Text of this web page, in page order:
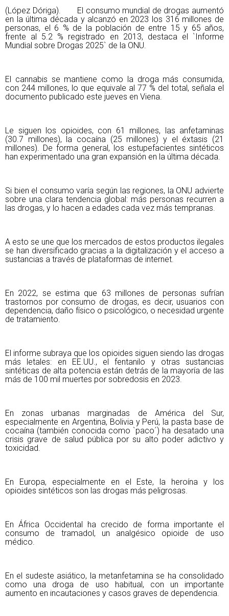
(López Dóriga). El consumo mundial de drogas aumentó
en la última década y alcanzó en 2023 los 316 millones de
personas, el 6 % de la población de entre 15 y 65 años,
frente al 5.2 % registrado en 2013, destaca el `Informe
Mundial sobre Drogas 2025` de la ONU.
El cannabis se mantiene como la droga más consumida,
con 244 millones, lo que equivale al 77 % del total, señala el
documento publicado este jueves en Viena.
Le siguen los opioides, con 61 millones, las anfetaminas
(30.7 millones), la cocaína (25 millones) y el éxtasis (21
millones). De forma general, los estupefacientes sintéticos
han experimentado una gran expansión en la última década.
Si bien el consumo varía según las regiones, la ONU advierte
sobre una clara tendencia global: más personas recurren a
las drogas, y lo hacen a edades cada vez más tempranas.
A esto se une que los mercados de estos productos ilegales
se han diversificado gracias a la digitalización y el acceso a
sustancias a través de plataformas de internet.
En 2022, se estima que 63 millones de personas sufrían
trastornos por consumo de drogas, es decir, usuarios con
dependencia, daño físico o psicológico, o necesidad urgente
de tratamiento.
El informe subraya que los opioides siguen siendo las drogas
más letales: en EE.UU., el fentanilo y otras sustancias
sintéticas de alta potencia están detrás de la mayoría de las
más de 100 mil muertes por sobredosis en 2023.
En zonas urbanas marginadas de América del Sur,
especialmente en Argentina, Bolivia y Perú, la pasta base de
cocaína (también conocida como `paco´) ha desatado una
crisis grave de salud pública por su alto poder adictivo y
toxicidad.
En Europa, especialmente en el Este, la heroína y los
opioides sintéticos son las drogas más peligrosas.
En África Occidental ha crecido de forma importante el
consumo de tramadol, un analgésico opioide de uso
médico.
En el sudeste asiático, la metanfetamina se ha consolidado
como una droga de uso habitual, con un importante
aumento en incautaciones y casos graves de dependencia.